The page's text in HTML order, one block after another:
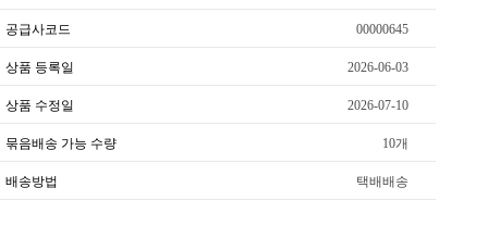
공급사코드 00000645
상품 등록일 2026-06-03
상품 수정일 2026-07-10
묶음배송 가능 수량 10개
배송방법 택배배송